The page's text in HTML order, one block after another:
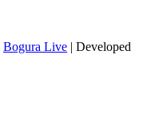
Bogura Live | Developed